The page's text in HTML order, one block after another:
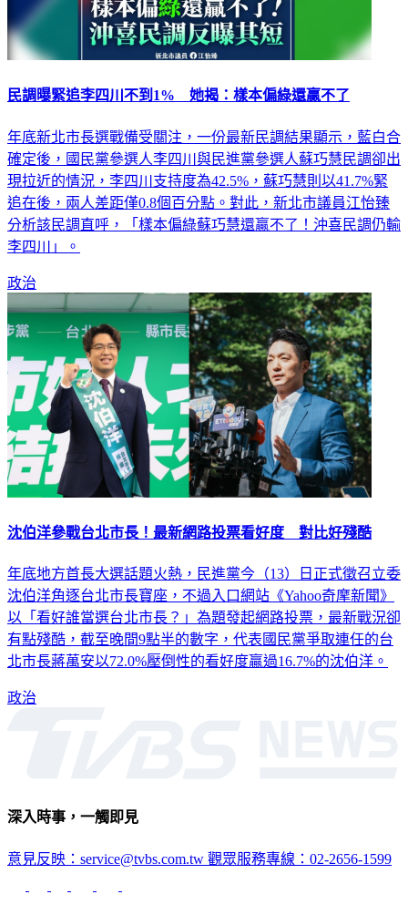
民調曝緊追李四川不到1% 她揭：樣本偏綠還贏不了
年底新北市長選戰備受關注，一份最新民調結果顯示，藍白合
確定後，國民黨參選人李四川與民進黨參選人蘇巧慧民調卻出
現拉近的情況，李四川支持度為42.5%，蘇巧慧則以41.7%緊
追在後，兩人差距僅0.8個百分點。對此，新北市議員江怡臻
分析該民調直呼，「樣本偏綠蘇巧慧還贏不了！沖喜民調仍輸
李四川」。
政治
沈伯洋參戰台北市長！最新網路投票看好度 對比好殘酷
年底地方首長大選話題火熱，民進黨今（13）日正式徵召立委
沈伯洋角逐台北市長寶座，不過入口網站《Yahoo奇摩新聞》
以「看好誰當選台北市長？」為題發起網路投票，最新戰況卻
有點殘酷，截至晚間9點半的數字，代表國民黨爭取連任的台
北市長蔣萬安以72.0%壓倒性的看好度贏過16.7%的沈伯洋。
政治
深入時事，一觸即見
意見反映：service@tvbs.com.tw 觀眾服務專線：02-2656-1599